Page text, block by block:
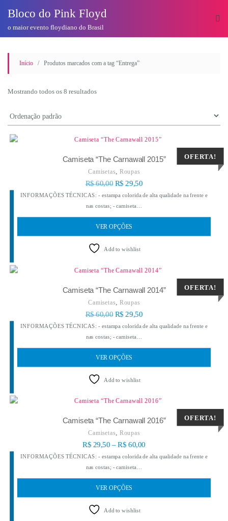
conteúdo
Bloco do Pink Floyd
o maior evento floydiano do Brasil
Início / Produtos marcados com a tag “Entrega”
Mostrando todos os 8 resultados
OFERTA!
Camiseta “The Carnawall 2015”
Camisetas Roupas
R$60,00 R$ 29,50
INFORMAÇÕES TÉCNICAS: - estampa colorida de alta qualidade na frente e
nas costas; - camiseta…
VER OPÇÕES
Add to wishlist
OFERTA!
Camiseta “The Carnawall 2014”
Camisetas Roupas
R$60,00 R$ 29,50
INFORMAÇÕES TÉCNICAS: - estampa colorida de alta qualidade na frente e
nas costas; - camiseta…
VER OPÇÕES
Add to wishlist
OFERTA!
Camiseta “The Carnawall 2016”
Camisetas Roupas
R$ 29,50 – R$ 60,00
INFORMAÇÕES TÉCNICAS: - estampa colorida de alta qualidade na frente e
nas costas; - camiseta…
VER OPÇÕES
Add to wishlist